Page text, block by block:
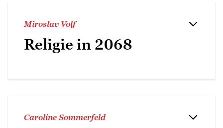
Miroslav Volf
Religie in 2068
Caroline Sommerfeld